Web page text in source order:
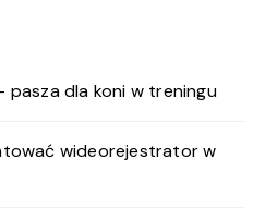
pasza dla koni w treningu
wideorejestrator w